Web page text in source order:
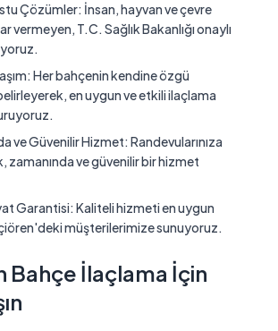
Çözümler: İnsan, hayvan ve çevre
vermeyen, T.C. Sağlık Bakanlığı onaylı
Her bahçenin kendine özgü
en uygun ve etkili ilaçlama
ve Güvenilir Hizmet: Randevularınıza
zamanında ve güvenilir bir hizmet
Garantisi: Kaliteli hizmeti en uygun
müşterilerimize sunuyoruz.
Bahçe İlaçlama İçin